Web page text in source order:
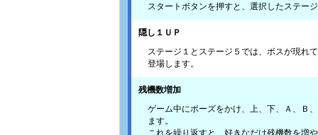
スタートボタンを押すと、選択したステー
隠し１ＵＰ
ステージ１とステージ５では、ボスが現れ
登場します。
残機数増加
ゲーム中にポーズをかけ、上、下、Ａ、Ｂ
ます。
これを繰り返すと、好きなだけ残機数を増